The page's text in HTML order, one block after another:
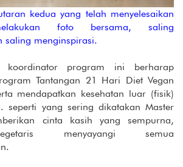
kedua yang telah menyelesaikan
foto bersama, saling
saling menginspirasi.
koordinator program ini berharap
Tantangan 21 Hari Diet Vegan
mendapatkan kesehatan luar (fisik)
seperti yang sering dikatakan Master
cinta kasih yang sempurna,
menyayangi semua